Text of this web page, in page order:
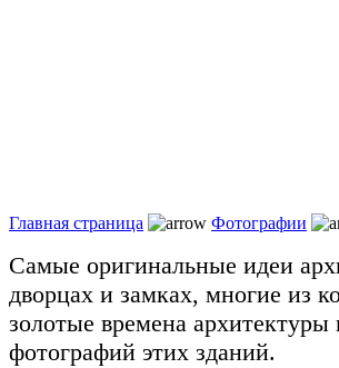
Главная страница Фотографии
Самые оригинальные идеи
дворцах и замках, многие из
золотые времена
фотографий этих зданий.